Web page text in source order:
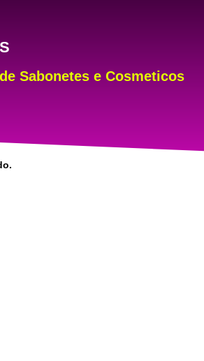
de Sabonetes e Cosmeticos